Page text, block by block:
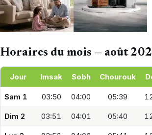
Horaires du mois — août
Jour Imsak Sobh Chourouk
Sam 1 03:50 04:00 05:39
Dim 2 03:51 04:01 05:40